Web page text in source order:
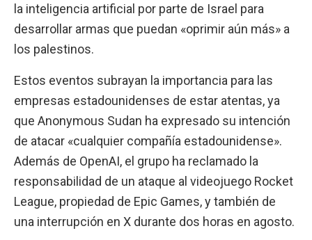
la inteligencia artificial por parte de Israel para
desarrollar armas que puedan «oprimir aún más» a
los palestinos.
Estos eventos subrayan la importancia para las
empresas estadounidenses de estar atentas, ya
que Anonymous Sudan ha expresado su intención
de atacar «cualquier compañía estadounidense».
Además de OpenAI, el grupo ha reclamado la
responsabilidad de un ataque al videojuego Rocket
League, propiedad de Epic Games, y también de
una interrupción en X durante dos horas en agosto.